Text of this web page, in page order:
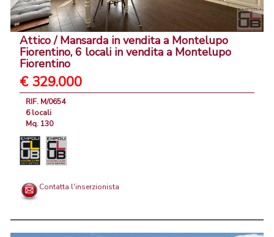
Attico / Mansarda in vendita a Montelupo
Fiorentino, 6 locali in vendita a Montelupo
Fiorentino
€ 329.000
RIF. M/0654
6 locali
Mq. 130
Contatta l'inserzionista